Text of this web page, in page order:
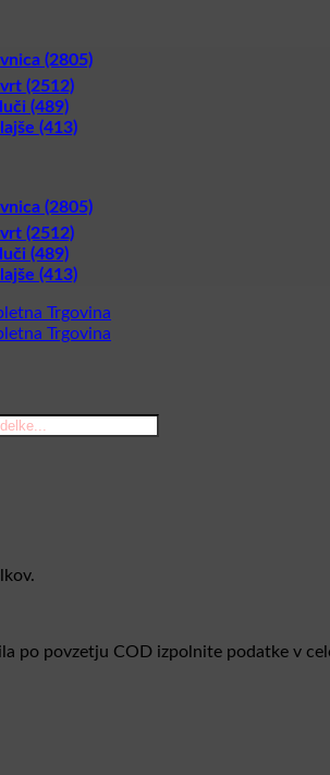
(2805)
(2512)
(489)
(413)
(2805)
(2512)
(489)
(413)
po povzetju COD izpolnite podatke v